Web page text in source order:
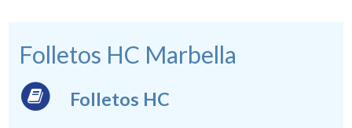
Folletos HC Marbella
Folletos HC